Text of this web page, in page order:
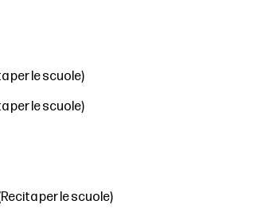
per le scuole)
per le scuole)
per le scuole)